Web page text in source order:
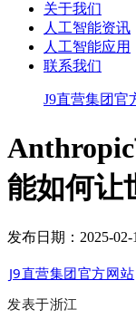
关于我们
人工智能资讯
人工智能应用
联系我们
J9直营集团官
能如何让
发布日期：2025-02-
J9直营集团官方网站
发表于浙江